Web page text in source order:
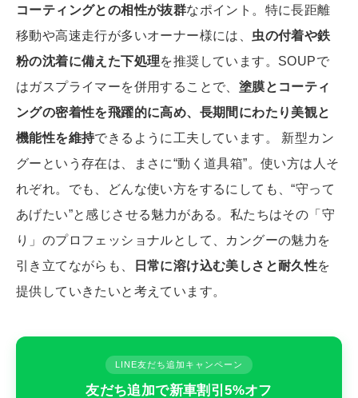
コーティングとの相性が抜群なポイント。特に長距離
移動や高速走行が多いオーナー様には、 虫の付着や鉄
粉の沈着に備えた下処理を推奨しています。SOUPで
はガスプライマーを併用することで、 塗膜とコーティ
ングの密着性を飛躍的に高め、長期間にわたり美観と
機能性を維持できるように工夫しています。 新型カン
グーという存在は、まさに“動く道具箱”。使い方は人そ
れぞれ。でも、どんな使い方をするにしても、“守って
あげたい”と感じさせる魅力がある。私たちはその「守
り」のプロフェッショナルとして、カングーの魅力を
引き立てながらも、
日常に溶け込む美しさと耐久性を
提供していきたいと考えています。
LINE友だち追加キャンペーン
友だち追加で新車割引5%オフ